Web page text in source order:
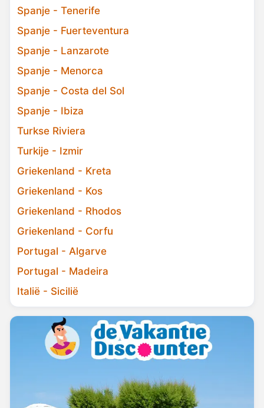
Spanje - Tenerife
Spanje - Fuerteventura
Spanje - Lanzarote
Spanje - Menorca
Spanje - Costa del Sol
Spanje - Ibiza
Turkse Riviera
Turkije - Izmir
Griekenland - Kreta
Griekenland - Kos
Griekenland - Rhodos
Griekenland - Corfu
Portugal - Algarve
Portugal - Madeira
Italië - Sicilië